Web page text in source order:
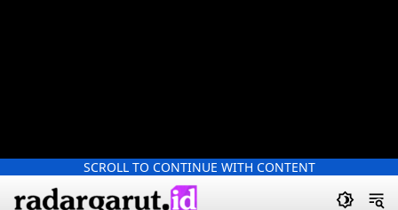
SCROLL TO CONTINUE WITH CONTENT